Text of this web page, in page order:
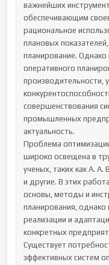
важнейших
обеспечивающим
рациональное
плановых
планирование. Однако
оперативного
производительности,
совершенствования
промышленных
актуальность.
Проблема
широко освещена в
ученых, таких как А.
и другие. В этих
основы, методы и
планирования, однако
реализации и
конкретных
Существует
эффективных систем